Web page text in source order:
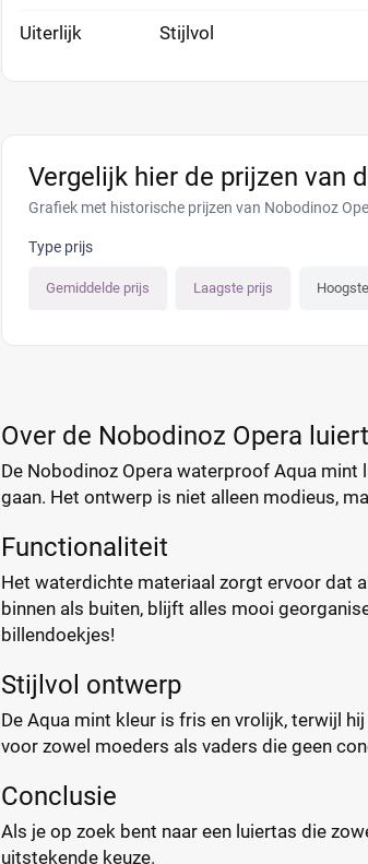
Uiterlijk Stijlvol
Vergelijk hier de prijzen van
Grafiek met historische prijzen van Nobodinoz
Type prijs
Gemiddelde prijs Laagste prijs
Over de Nobodinoz Opera
De Nobodinoz Opera waterproof Aqua
gaan. Het ontwerp is niet alleen modieus,
Functionaliteit
Het waterdichte materiaal zorgt ervoor dat
binnen als buiten, blijft alles mooi
billendoekjes!
Stijlvol ontwerp
De Aqua mint kleur is fris en vrolijk, terwijl
voor zowel moeders als vaders die geen
Conclusie
Als je op zoek bent naar een luiertas die
uitstekende keuze.